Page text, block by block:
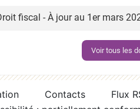
fiscal - À jour au 1er mars
Voir tous les
Contacts
Flux